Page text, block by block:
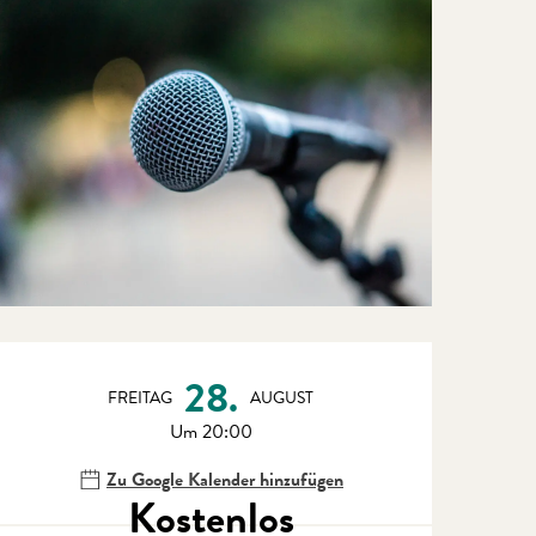
&
FREITAG 28. AUGUST
Um 20:00
Zu Google Kalender hinzufügen
Kostenlos